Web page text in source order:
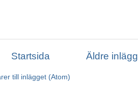
Äldre inlägg
Startsida
till inlägget (Atom)